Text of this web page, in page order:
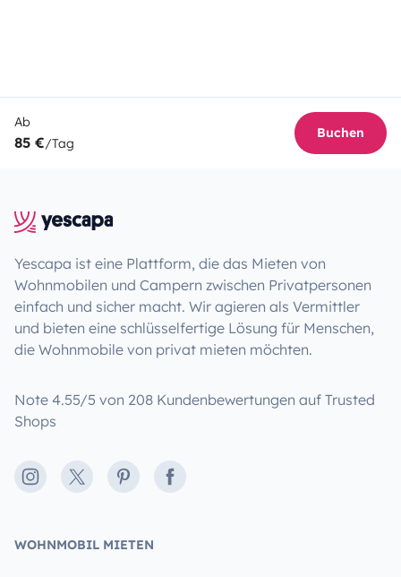
Ab
85 €/Tag
Buchen
Yescapa ist eine Plattform, die das Mieten von
Wohnmobilen und Campern zwischen Privatpersonen
einfach und sicher macht. Wir agieren als Vermittler
und bieten eine schlüsselfertige Lösung für Menschen,
die Wohnmobile von privat mieten möchten.
Note 4.55/5 von 208 Kundenbewertungen auf Trusted
Shops
Instagram
X PinterestFacebook
WOHNMOBIL MIETEN